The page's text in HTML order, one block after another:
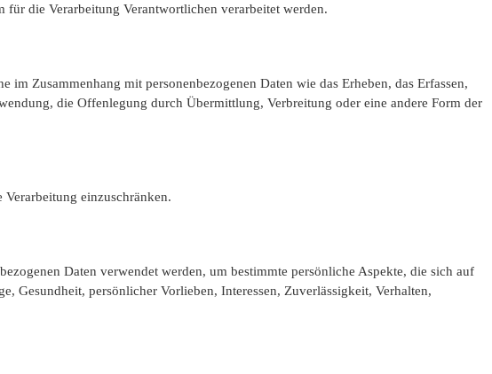
für die Verarbeitung Verantwortlichen verarbeitet werden.
Zusammenhang mit personenbezogenen Daten wie das Erheben, das Erfassen,
die Offenlegung durch Übermittlung, Verbreitung oder eine andere Form der
einzuschränken.
Daten verwendet werden, um bestimmte persönliche Aspekte, die sich auf
Gesundheit, persönlicher Vorlieben, Interessen, Zuverlässigkeit, Verhalten,